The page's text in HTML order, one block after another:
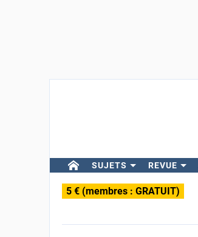
SUJETS REVUE
5 € (membres : GRATUIT)